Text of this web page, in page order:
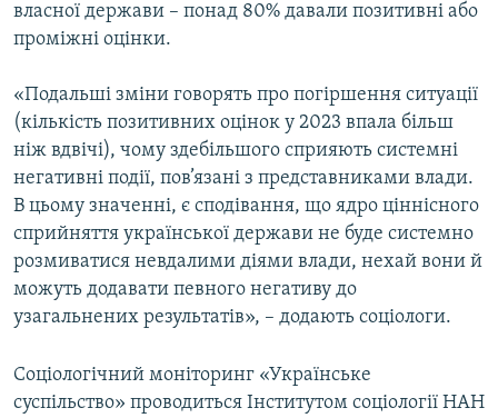
власної держави – понад 80% давали позитивні або
проміжні оцінки.
«Подальші зміни говорять про погіршення ситуації
(кількість позитивних оцінок у 2023 впала більш
ніж вдвічі), чому здебільшого сприяють системні
негативні події, пов’язані з представниками влади.
В цьому значенні, є сподівання, що ядро ціннісного
сприйняття української держави не буде системно
розмиватися невдалими діями влади, нехай вони й
можуть додавати певного негативу до
узагальнених результатів», – додають соціологи.
Соціологічний моніторинг «Українське
суспільство» проводиться Інститутом соціології НАН